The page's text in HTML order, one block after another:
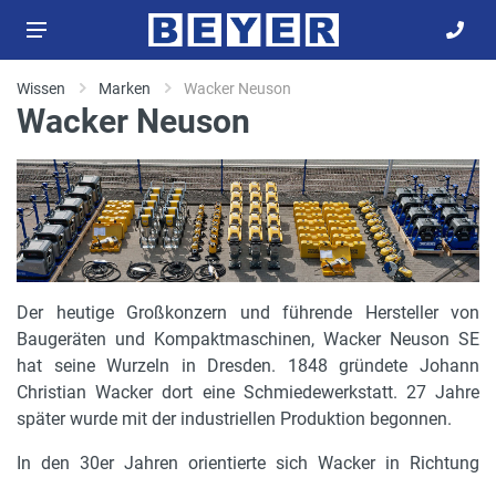
Wissen Marken Wacker Neuson
Wacker Neuson
Der heutige Großkonzern und führende Hersteller von
Baugeräten und Kompaktmaschinen, Wacker Neuson SE
hat seine Wurzeln in Dresden. 1848 gründete Johann
Christian Wacker dort eine Schmiedewerkstatt. 27 Jahre
später wurde mit der industriellen Produktion begonnen.
In den 30er Jahren orientierte sich Wacker in Richtung